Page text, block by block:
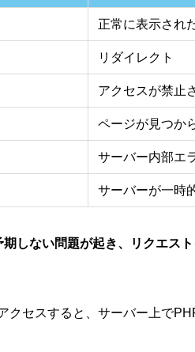
正常に表示され
リダイレクト
アクセスが禁止
ページが見つか
サーバー内部エ
サーバーが一時
しない問題が起き、リクエス
セスすると、サーバー上で